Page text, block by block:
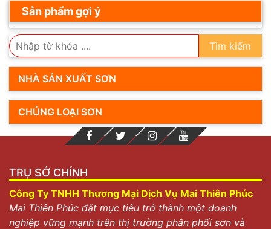
Sản phẩm gợi ý
Tìm kiếm
NHÀ SẢN XUẤT SƠN
CHỦNG LOẠI SƠN
TRỤ SỞ CHÍNH
Công Ty TNHH Thương Mại Dịch Vụ Mai Thiên Phúc
Mai Thiên Phúc đặt mục tiêu trở thành một doanh
nghiệp vững mạnh trên thị trường phân phối sơn và